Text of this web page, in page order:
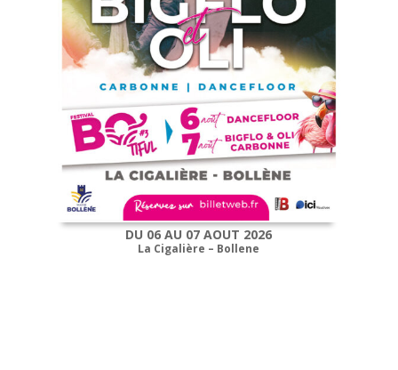
DU 06 AU 07 AOUT 2026
La Cigalière – Bollene